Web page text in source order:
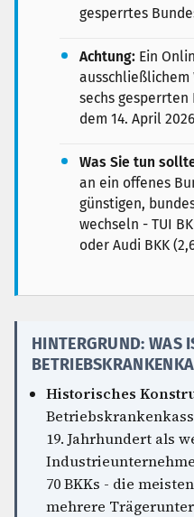
gesperrtes
Achtung: Ein
ausschließlichem
sechs
dem 14. April
Was Sie tun
an ein offenes
günstigen,
wechseln - TUI
oder Audi BKK
HINTERGRUND: WAS
Historisches
19. Jahrhundert als
70 BKKs - die
mehrere